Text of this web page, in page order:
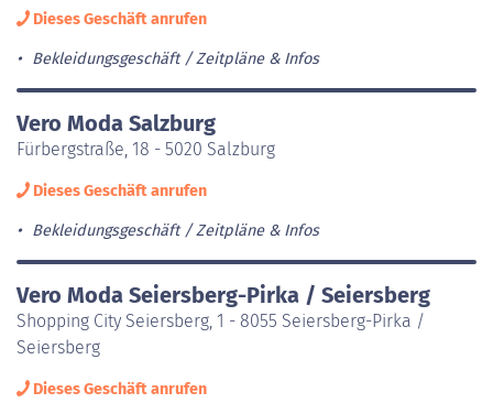
Dieses Geschäft anrufen
Bekleidungsgeschäft Zeitpläne & Infos
Vero Moda Salzburg
Fürbergstraße, 18 - 5020 Salzburg
Dieses Geschäft anrufen
Bekleidungsgeschäft Zeitpläne & Infos
Vero Moda Seiersberg-Pirka / Seiersberg
Shopping City Seiersberg, 1 - 8055 Seiersberg-Pirka /
Seiersberg
Dieses Geschäft anrufen